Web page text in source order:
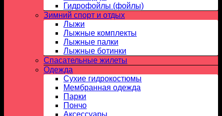
Гидрофойлы (фойлы)
Зимний спорт и отдых
Лыжи
Лыжные комплекты
Лыжные палки
Лыжные ботинки
Спасательные жилеты
Одежда
Сухие гидрокостюмы
Мембранная одежда
Парки
Пончо
Аксессуары